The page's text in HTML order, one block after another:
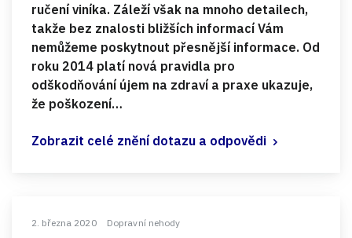
ručení viníka. Záleží však na mnoho detailech,
takže bez znalosti bližších informací Vám
nemůžeme poskytnout přesnější informace. Od
roku 2014 platí nová pravidla pro
odškodňování újem na zdraví a praxe ukazuje,
že poškození…
Zobrazit celé znění dotazu a odpovědi
2. března 2020 Dopravní nehody